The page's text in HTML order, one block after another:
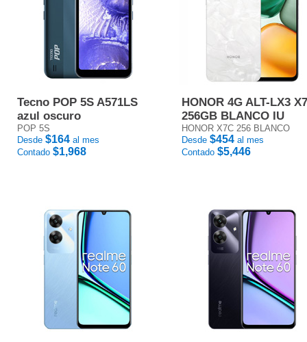
Tecno POP 5S A571LS
azul oscuro
POP 5S
Desde $164 al mes
Contado $1,968
HONOR 4G ALT-LX3
256GB BLANCO IU
HONOR X7C 256 BLANCO
Desde $454 al mes
Contado $5,446